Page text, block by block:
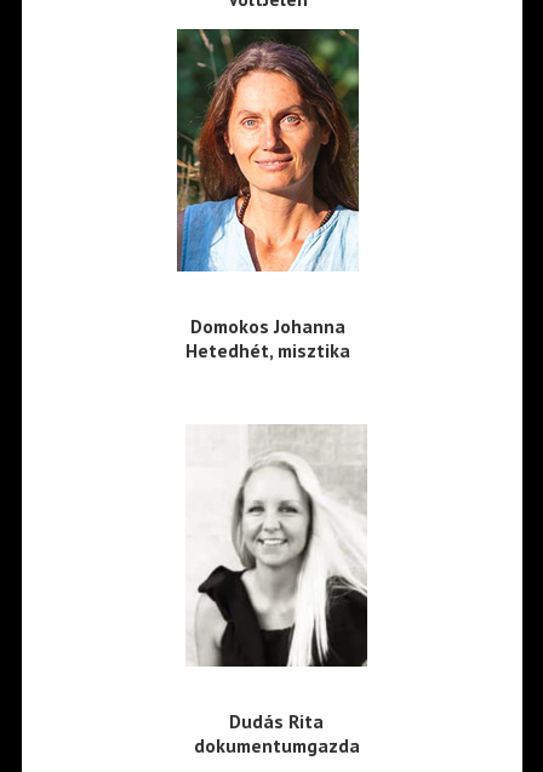
Domokos Johanna
Hetedhét, misztika
Dudás Rita
dokumentumgazda